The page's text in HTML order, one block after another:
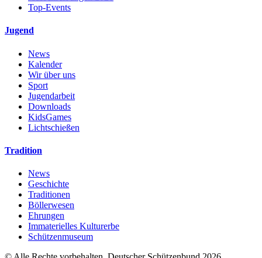
Top-Events
Jugend
News
Kalender
Wir über uns
Sport
Jugendarbeit
Downloads
KidsGames
Lichtschießen
Tradition
News
Geschichte
Traditionen
Böllerwesen
Ehrungen
Immaterielles Kulturerbe
Schützenmuseum